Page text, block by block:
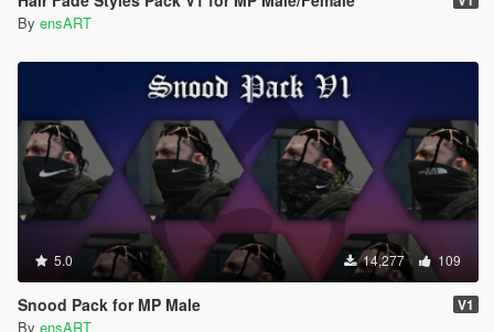
By ensART
5.0 14,277 109
Snood Pack for MP Male V1
By ensART